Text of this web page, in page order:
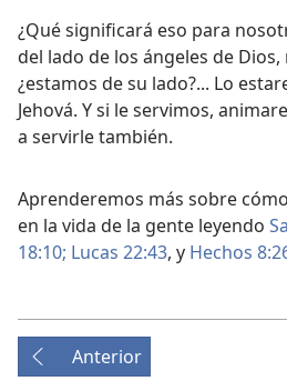
¿Qué significará eso para
del lado de los ángeles de
¿estamos de su lado?... Lo
Jehová. Y si le servimos,
a servirle también.
Aprenderemos más sobre
en la vida de la gente leyendo
18:10; Lucas 22:43, y Hechos
Anterior